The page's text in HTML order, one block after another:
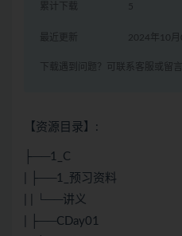
累计下载 5
最近更新 2024年10月
下载遇到问题？可联系客服或留言
【资源目录】:
├──1_C
| ├──1_预习资料
| | └──讲义
| ├──CDay01